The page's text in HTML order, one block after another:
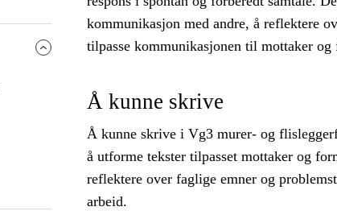
kommunikasjon med andre, å reflektere
tilpasse kommunikasjonen til mottaker og
Å kunne skrive
Å kunne skrive i Vg3 murer- og
å utforme tekster tilpasset mottaker og
reflektere over faglige emner og
arbeid.